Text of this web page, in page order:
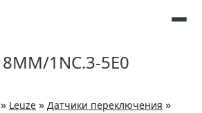
1NC.3-5E0
» Leuze » Датчики переключения »